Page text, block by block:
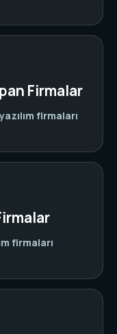
Firmalar
firmaları
firmaları